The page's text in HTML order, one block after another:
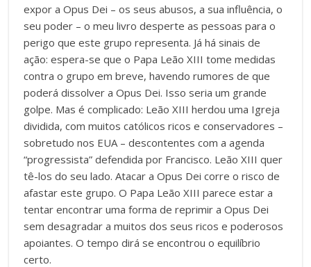
expor a Opus Dei – os seus abusos, a sua influência, o
seu poder – o meu livro desperte as pessoas para o
perigo que este grupo representa. Já há sinais de
ação: espera-se que o Papa Leão XIII tome medidas
contra o grupo em breve, havendo rumores de que
poderá dissolver a Opus Dei. Isso seria um grande
golpe. Mas é complicado: Leão XIII herdou uma Igreja
dividida, com muitos católicos ricos e conservadores –
sobretudo nos EUA – descontentes com a agenda
“progressista” defendida por Francisco. Leão XIII quer
tê-los do seu lado. Atacar a Opus Dei corre o risco de
afastar este grupo. O Papa Leão XIII parece estar a
tentar encontrar uma forma de reprimir a Opus Dei
sem desagradar a muitos dos seus ricos e poderosos
apoiantes. O tempo dirá se encontrou o equilíbrio
certo.